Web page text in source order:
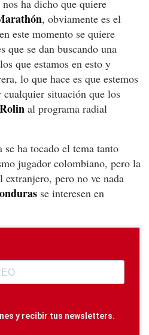
ha dicho que quiere
, obviamente es el
este momento se quiere
que se dan buscando una
que estamos en esto y
lo que hace es que estemos
cualquier situación que los
Rolin al programa radial
ha tocado el tema tanto
jugador colombiano, pero la
extranjero, pero no ve nada
se interesen en
y recibir tus newsletters.